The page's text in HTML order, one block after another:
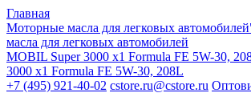
Главная
Моторные масла для легковых
масла для легковых автомобилей
MOBIL Super 3000 x1 Formula FE 5W-30,
3000 x1 Formula FE 5W-30, 208L
+7 (495) 921-40-02 cstore.ru@cstore.ru